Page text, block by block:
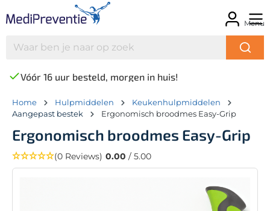
Menu
Vóór 16 uur besteld, morgen in huis!
Home Hulpmiddelen
Keukenhulpmiddelen
Aangepast bestek
Ergonomisch broodmes Easy-Grip
Ergonomisch broodmes Easy-Grip
(0 Reviews) 0.00 / 5.00